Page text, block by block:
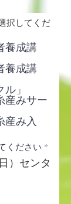
択してくだ
養成講
養成講
」
産みサー
産み入
ください *
）センタ